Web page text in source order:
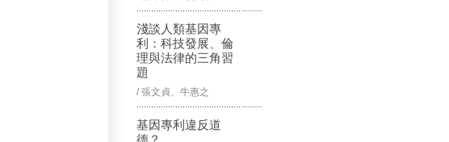
淺談人類基因專
利：科技發展、倫
理與法律的三角習
題
/ 張文貞、牛惠之
基因專利違反道